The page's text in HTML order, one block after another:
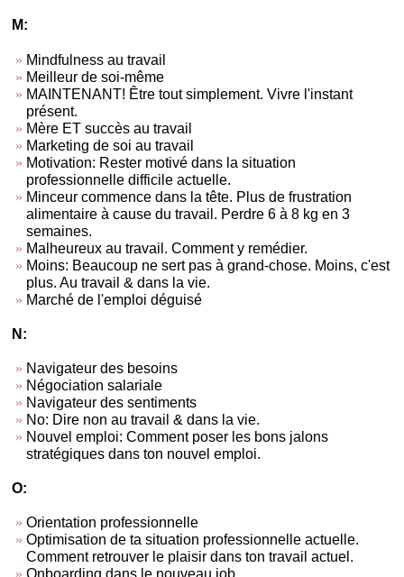
M:
Mindfulness au travail
Meilleur de soi-même
MAINTENANT! Être tout simplement. Vivre l'instant
présent.
Mère ET succès au travail
Marketing de soi au travail
Motivation: Rester motivé dans la situation
professionnelle difficile actuelle.
Minceur commence dans la tête. Plus de frustration
alimentaire à cause du travail. Perdre 6 à 8 kg en 3
semaines.
Malheureux au travail. Comment y remédier.
Moins: Beaucoup ne sert pas à grand-chose. Moins, c'est
plus. Au travail & dans la vie.
Marché de l'emploi déguisé
N:
Navigateur des besoins
Négociation salariale
Navigateur des sentiments
No: Dire non au travail & dans la vie.
Nouvel emploi: Comment poser les bons jalons
stratégiques dans ton nouvel emploi.
O:
Orientation professionnelle
Optimisation de ta situation professionnelle actuelle.
Comment retrouver le plaisir dans ton travail actuel.